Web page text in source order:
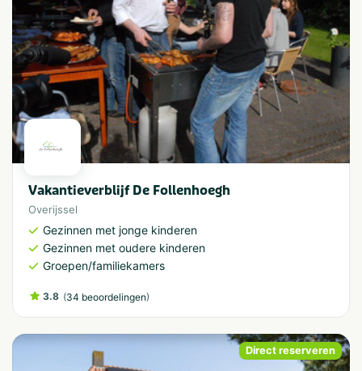
Vakantieverblijf De Follenhoegh
Overijssel
Gezinnen met jonge kinderen
Gezinnen met oudere kinderen
Groepen/familiekamers
3.8 (34 beoordelingen)
Direct reserveren